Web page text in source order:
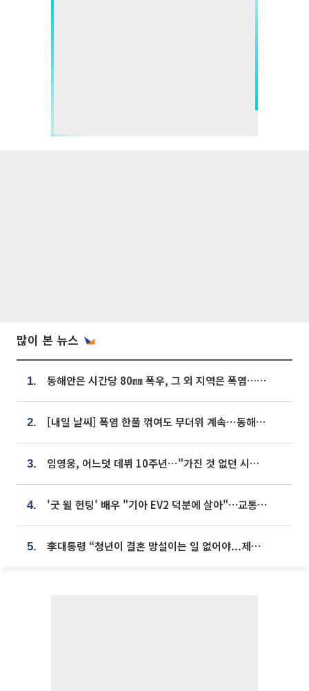
많이 본 뉴스
1. 동해안은 시간당 80㎜ 폭우, 그 외 지역은 폭염…‘극과 극 날씨’
2. [내일 날씨] 폭염 한풀 꺾여도 무더위 계속⋯동해안 이틀 연속 비
3. 임영웅, 어느덧 데뷔 10주년⋯"가진 것 없던 시절, 내 앞엔 20명의 팬뿐"
4. '굿 윌 헌팅' 배우 "기아 EV2 덕분에 살아"…교통사고 후 안전성 극찬
5. 李대통령 “청년이 결혼 망설이는 일 없어야...제도상 불이익 조사”